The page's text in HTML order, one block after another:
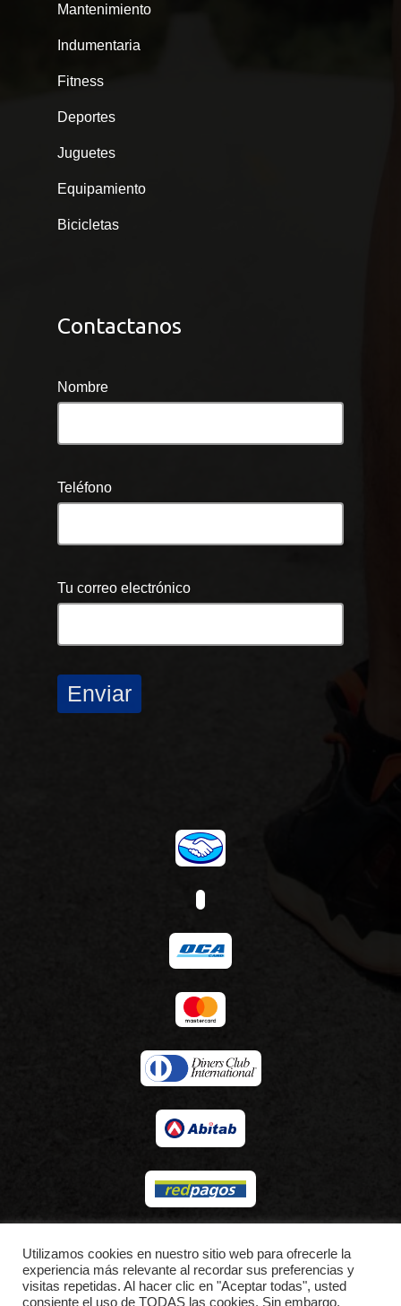
Mantenimiento
Indumentaria
Fitness
Deportes
Juguetes
Equipamiento
Bicicletas
Contactanos
Nombre
Teléfono
Tu correo electrónico
Utilizamos cookies en nuestro sitio web para ofrecerle la
experiencia más relevante al recordar sus preferencias y
visitas repetidas. Al hacer clic en "Aceptar todas", usted
consiente el uso de TODAS las cookies. Sin embargo,